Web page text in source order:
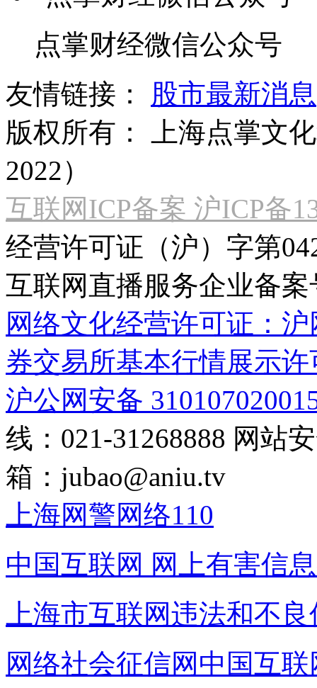
点掌财经微信公众号
友情链接：
股市最新消息
版权所有：
上海点掌文
2022）
互联网ICP备案 沪ICP备
经营许可证（沪）字第
互联网直播服务企业备案
网络文化经营许可证：
券交易所基本行情展示许
沪公网安备
线：021-31268888 网站
箱： jubao@aniu.tv
上海网警网络110
中国互联网 网上有害信
上海市互联网违法和不
网络社会征信网 中国互